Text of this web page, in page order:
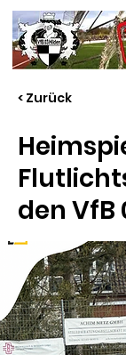
< Zurück
den VfB